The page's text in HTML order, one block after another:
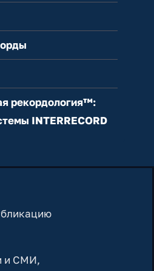
рекордология™:
INTERRECORD
и СМИ,